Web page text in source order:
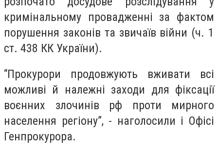
кримінальному провадженні за фактом
порушення законів та звичаїв війни (ч. 1
ст. 438 КК України).
“Прокурори продовжують вживати всі
можливі й належні заходи для фіксації
воєнних злочинів рф проти мирного
населення регіону”, - наголосили і Офісі
Генпрокурора.